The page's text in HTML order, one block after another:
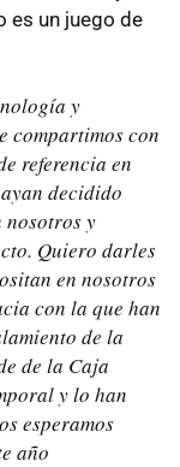
es un juego de
y
compartimos con
referencia en
decidido
nosotros y
Quiero darles
en nosotros
con la que han
de la
de la Caja
y lo han
esperamos
año